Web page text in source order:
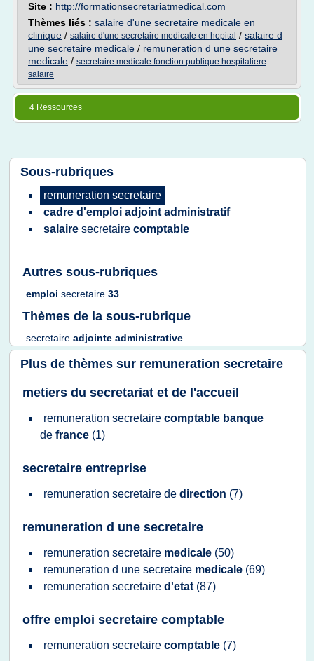
Site : http://formationsecretariatmedical.com
Thèmes liés : salaire d'une secretaire medicale en
clinique / salaire d'une secretaire medicale en hopital / salaire d
une secretaire medicale / remuneration d une secretaire
medicale / secretaire medicale fonction publique hospitaliere
salaire
4 Ressources
Sous-rubriques
remuneration secretaire
cadre d'emploi adjoint administratif
salaire secretaire comptable
Autres sous-rubriques
emploi secretaire 33
Thèmes de la sous-rubrique
secretaire adjointe administrative
Plus de thèmes sur remuneration secretaire
metiers du secretariat et de l'accueil
remuneration secretaire comptable banque
de france (1)
secretaire entreprise
remuneration secretaire de direction (7)
remuneration d une secretaire
remuneration secretaire medicale (50)
remuneration d une secretaire medicale (69)
remuneration secretaire d'etat (87)
offre emploi secretaire comptable
remuneration secretaire comptable (7)